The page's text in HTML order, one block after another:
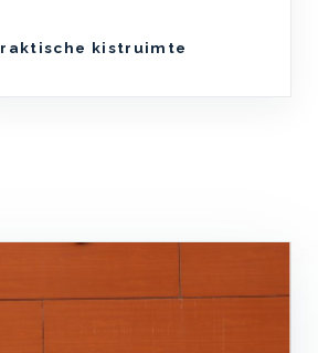
kistruimte